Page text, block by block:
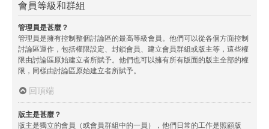
會員等級和群組
管理員是甚麼？
管理員是擁有控制整個討論區的最高等級會員。他們可以從各個方面控制
討論區運作，包括權限設定、封鎖會員、建立會員群組或版主等，這些權
限由討論區原始建立者所賦予。他們也可以擁有所有版面的版主全部的權
限，同樣由討論區原始建立者所賦予。
回頂端
版主是甚麼？
版主是獨立的會員（或會員群組中的一員），他們日常的工作是照顧版